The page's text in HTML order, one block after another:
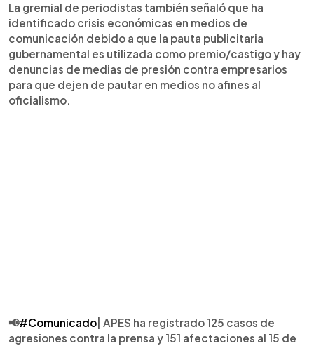
La gremial de periodistas también señaló que ha
identificado crisis económicas en medios de
comunicación debido a que la pauta publicitaria
gubernamental es utilizada como premio/castigo y hay
denuncias de medias de presión contra empresarios
para que dejen de pautar en medios no afines al
oficialismo.
📢#Comunicado | APES ha registrado 125 casos de
agresiones contra la prensa y 151 afectaciones al 15 de